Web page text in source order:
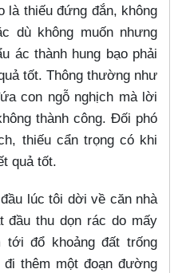
là thiếu đứng đắn, không
dù không muốn nhưng
ác thành hung bạo phải
tốt. Thông thường như
con ngỗ nghịch mà lời
thành công. Đối phó
thiếu cẩn trọng có khi
quả tốt.
lúc tôi dời về căn nhà
đầu thu dọn rác do mấy
tới đổ khoảng đất trống
thêm một đoạn đường